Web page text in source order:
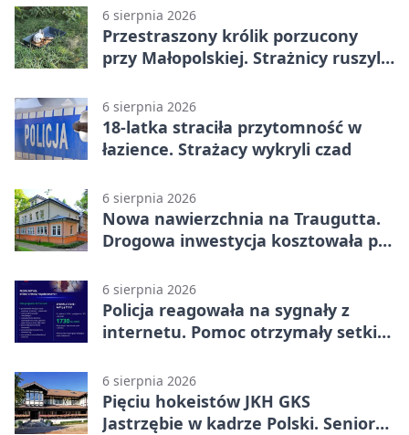
6 sierpnia 2026
Przestraszony królik porzucony
przy Małopolskiej. Strażnicy ruszyli
6 sierpnia 2026
18-latka straciła przytomność w
łazience. Strażacy wykryli czad
6 sierpnia 2026
Nowa nawierzchnia na Traugutta.
Drogowa inwestycja kosztowała pół
6 sierpnia 2026
Policja reagowała na sygnały z
internetu. Pomoc otrzymały setki
6 sierpnia 2026
Pięciu hokeistów JKH GKS
Jastrzębie w kadrze Polski. Seniorzy